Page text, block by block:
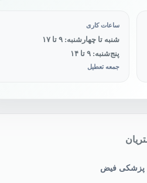
ساعات کاری
شنبه تا چهارشنبه: ۹ تا ۱۷
پنج‌شنبه: ۹ تا ۱۴
جمعه تعطیل
پزشکی فیض